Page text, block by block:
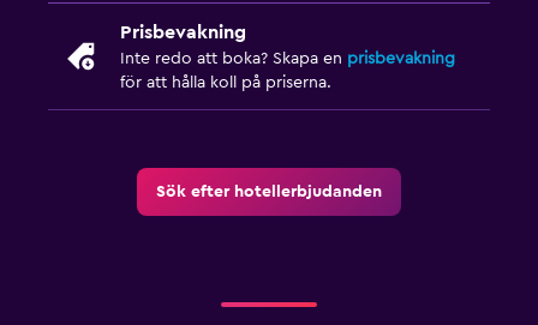
Prisbevakning
Inte redo att boka? Skapa en prisbevakning
för att hålla koll på priserna.
Sök efter hotellerbjudanden